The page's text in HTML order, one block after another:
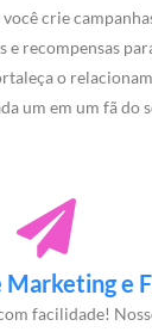
crie
e recompensas
o
um em um fã do
Marketing e
facilidade!